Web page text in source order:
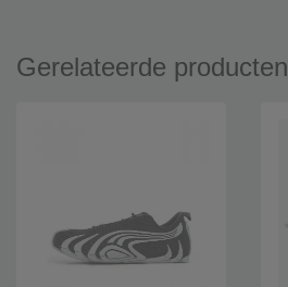
Gerelateerde producten